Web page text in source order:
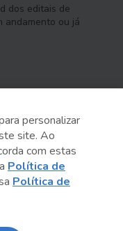
dos editais de
andamento ou já
Paulo
personalizar
site. Ao
com estas
Política de
Política de